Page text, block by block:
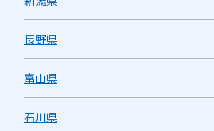
長野県
富山県
石川県